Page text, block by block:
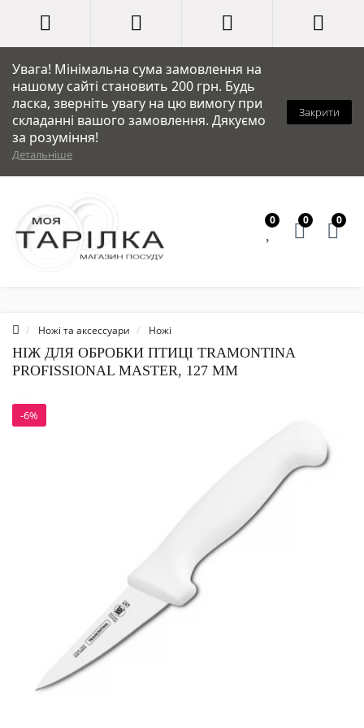
Увага! Мінімальна сума замовлення на
нашому сайті становить 200 грн. Будь
ласка, зверніть увагу на цю вимогу при
складанні вашого замовлення. Дякуємо
за розуміння!
Детальніше
Закрити
0 0 0
Ножі та аксессуари Ножі
НІЖ ДЛЯ ОБРОБКИ ПТИЦІ TRAMONTINA
PROFISSIONAL MASTER, 127 ММ
-6%